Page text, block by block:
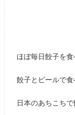
ほぼ毎日餃子を食
餃子とビールで食
日本のあちこち